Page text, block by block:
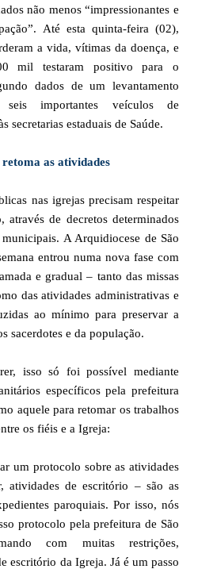
não menos “impressionantes e
Até esta quinta-feira (02),
a vida, vítimas da doença, e
mil testaram positivo para o
dados de um levantamento
importantes veículos de
secretarias estaduais de Saúde.
as atividades
nas igrejas precisam respeitar
através de decretos determinados
A Arquidiocese de São
entrou numa nova fase com
e gradual – tanto das missas
das atividades administrativas e
ao mínimo para preservar a
sacerdotes e da população.
isso só foi possível mediante
específicos pela prefeitura
aquele para retomar os trabalhos
os fiéis e a Igreja:
um protocolo sobre as atividades
atividades de escritório – são as
paroquiais. Por isso, nós
protocolo pela prefeitura de São
com muitas restrições,
escritório da Igreja. Já é um passo